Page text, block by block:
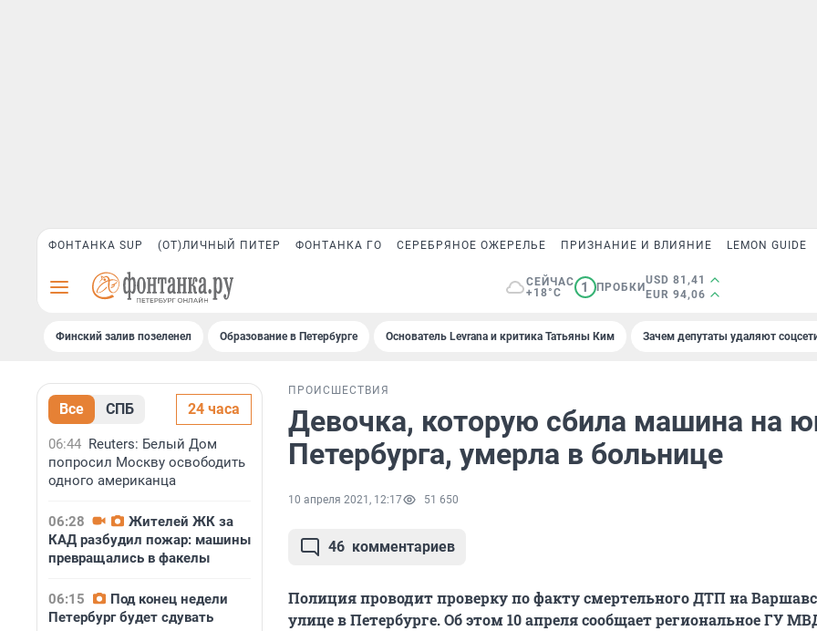
ФОНТАНКА SUP (ОТ)ЛИЧНЫЙ ПИТЕР ФОНТАНКА ГО СЕРЕБРЯНОЕ ОЖЕРЕЛЬЕ ПРИЗНАНИЕ И ВЛИЯНИЕ LEMON GUIDE
СЕЙЧАС
+18°C
1 ПРОБКИ
USD 81,41
EUR 94,06
Финский залив позеленел Образование в Петербурге Основатель Levrana и критика Татьяны Ким Зачем депутаты удаляют
Все СПБ 24 часа
06:44 Reuters: Белый Дом
попросил Москву освободить
одного американца
06:28
Жителей ЖК за
КАД разбудил пожар: машины
превращались в факелы
06:15
Под конец недели
Петербург будет сдувать
ПРОИСШЕСТВИЯ
Девочка, которую сбила машина на
Петербурга, умерла в больнице
10 апреля 2021, 12:17 51 650
46 комментариев
Полиция проводит проверку по факту смертельного ДТП на
улице в Петербурге. Об этом 10 апреля сообщает региональное ГУ